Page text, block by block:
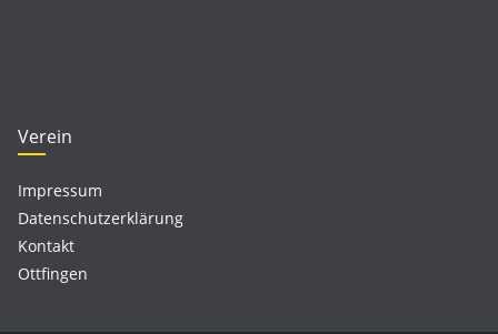
Verein
Impressum
Datenschutzerklärung
Kontakt
Ottfingen